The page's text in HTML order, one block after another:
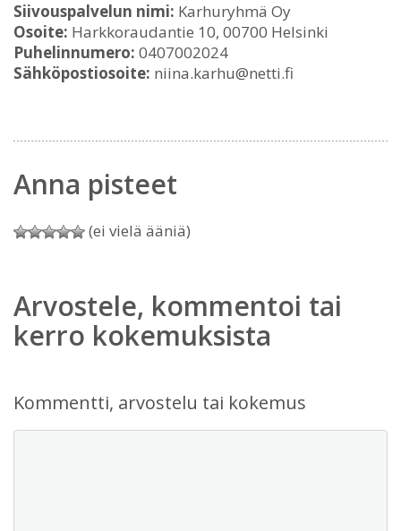
Siivouspalvelun nimi: Karhuryhmä Oy
Osoite: Harkkoraudantie 10, 00700 Helsinki
Puhelinnumero: 0407002024
Sähköpostiosoite: niina.karhu@netti.fi
Anna pisteet
(ei vielä ääniä)
Arvostele, kommentoi tai
kerro kokemuksista
Kommentti, arvostelu tai kokemus